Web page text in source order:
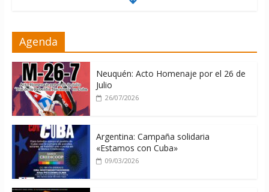
04/08/2026
Agenda
Neuquén: Acto Homenaje por el 26 de
Julio
26/07/2026
Argentina: Campaña solidaria
«Estamos con Cuba»
09/03/2026